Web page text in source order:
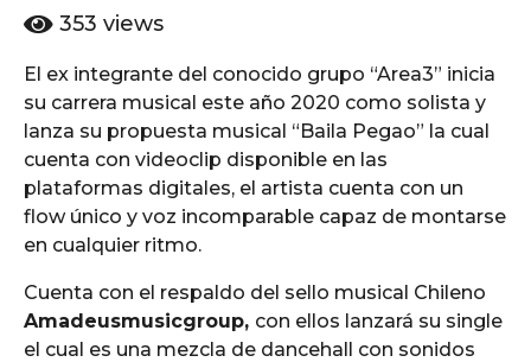
ñ
s
a
g
o
a
g
o
353 views
El ex integrante del conocido grupo “Area3” inicia
su carrera musical este año 2020 como solista y
lanza su propuesta musical “Baila Pegao” la cual
cuenta con videoclip disponible en las
plataformas digitales, el artista cuenta con un
flow único y voz incomparable capaz de montarse
en cualquier ritmo.
Cuenta con el respaldo del sello musical Chileno
Amadeusmusicgroup, con ellos lanzará su single
el cual es una mezcla de dancehall con sonidos